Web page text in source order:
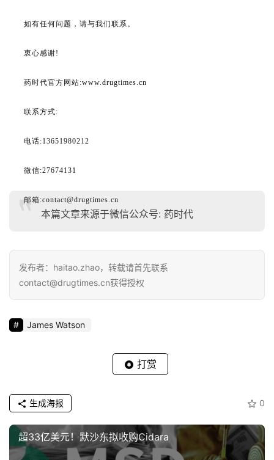
如有任何问题，请与我们联系。
衷心感谢!
药时代官方网站:www.drugtimes.cn
联系方式:
电话:13651980212
微信:27674131
邮箱:contact@drugtimes.cn
本篇文章来源于微信公众号: 药时代
发布者：haitao.zhao，转载请首先联系
contact@drugtimes.cn获得授权
James Watson
打赏
0
生成海报
超33亿美元！默沙东拟收购Cidara